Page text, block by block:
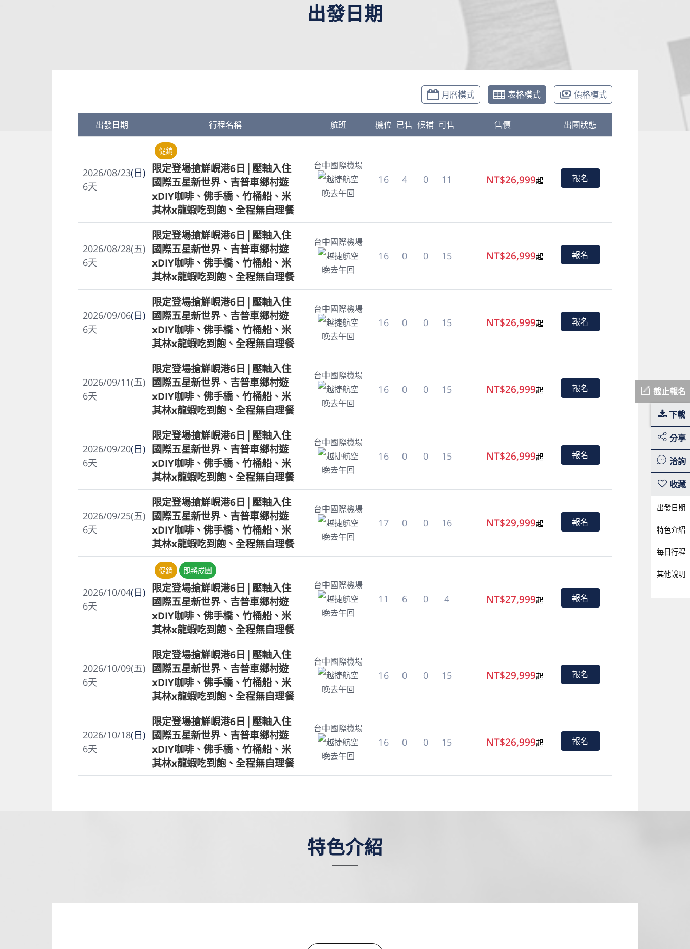
截止報名
下載
分享
洽詢
特色介紹
每日行程
其他說明
出發日期
特色介紹
出發日期
月曆模式 表格模式 價格模式
出發日期 行程名稱 航班 機位 已售 候補 可售 售價 出團狀態
2026/08/23(日)
6天
促銷
限定登場搶鮮峴港6日│壓軸入住
國際五星新世界、吉普車鄉村遊
xDIY咖啡、佛手橋、竹桶船、米
其林x龍蝦吃到飽、全程無自理餐
台中國際機場
越捷航空
晚去午回
16 4 0 11 NT$26,999起 報名
2026/08/28(五)
6天
限定登場搶鮮峴港6日│壓軸入住
國際五星新世界、吉普車鄉村遊
xDIY咖啡、佛手橋、竹桶船、米
其林x龍蝦吃到飽、全程無自理餐
台中國際機場
越捷航空
晚去午回
16 0 0 15 NT$26,999起 報名
2026/09/06(日)
6天
限定登場搶鮮峴港6日│壓軸入住
國際五星新世界、吉普車鄉村遊
xDIY咖啡、佛手橋、竹桶船、米
其林x龍蝦吃到飽、全程無自理餐
台中國際機場
越捷航空
晚去午回
16 0 0 15 NT$26,999起 報名
2026/09/11(五)
6天
限定登場搶鮮峴港6日│壓軸入住
國際五星新世界、吉普車鄉村遊
xDIY咖啡、佛手橋、竹桶船、米
其林x龍蝦吃到飽、全程無自理餐
台中國際機場
越捷航空
晚去午回
16 0 0 15 NT$26,999起 報名
2026/09/20(日)
6天
限定登場搶鮮峴港6日│壓軸入住
國際五星新世界、吉普車鄉村遊
xDIY咖啡、佛手橋、竹桶船、米
其林x龍蝦吃到飽、全程無自理餐
台中國際機場
越捷航空
晚去午回
16 0 0 15 NT$26,999起 報名
2026/09/25(五)
6天
限定登場搶鮮峴港6日│壓軸入住
國際五星新世界、吉普車鄉村遊
xDIY咖啡、佛手橋、竹桶船、米
其林x龍蝦吃到飽、全程無自理餐
台中國際機場
越捷航空
晚去午回
17 0 0 16 NT$29,999起 報名
2026/10/04(日)
6天
促銷 即將成團
限定登場搶鮮峴港6日│壓軸入住
國際五星新世界、吉普車鄉村遊
xDIY咖啡、佛手橋、竹桶船、米
其林x龍蝦吃到飽、全程無自理餐
台中國際機場
越捷航空
晚去午回
11 6 0 4 NT$27,999起 報名
2026/10/09(五)
6天
限定登場搶鮮峴港6日│壓軸入住
國際五星新世界、吉普車鄉村遊
xDIY咖啡、佛手橋、竹桶船、米
其林x龍蝦吃到飽、全程無自理餐
台中國際機場
越捷航空
晚去午回
16 0 0 15 NT$29,999起 報名
2026/10/18(日)
6天
限定登場搶鮮峴港6日│壓軸入住
國際五星新世界、吉普車鄉村遊
xDIY咖啡、佛手橋、竹桶船、米
其林x龍蝦吃到飽、全程無自理餐
台中國際機場
越捷航空
晚去午回
16 0 0 15 NT$26,999起 報名